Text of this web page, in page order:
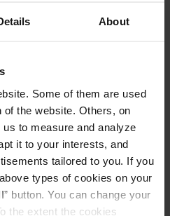
About
Some of them are used
of the website. Others, on
to measure and analyze
it to your interests, and
tailored to you. If you
types of cookies on your
” button. You can change your
the extent the cookies
White Chocolate
12,99 zł